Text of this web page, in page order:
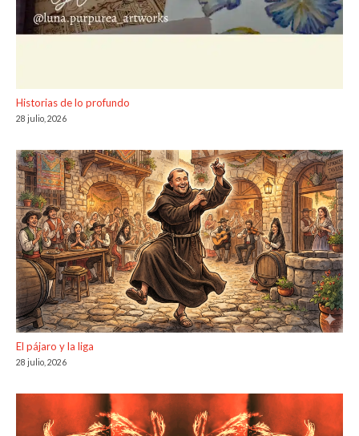
Historias de lo profundo
28 julio, 2026
El pájaro y la liga
28 julio, 2026